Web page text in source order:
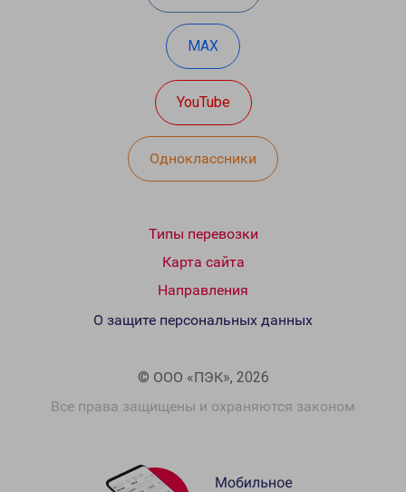
MAX
YouTube
Одноклассники
Типы перевозки
Карта сайта
Направления
© ООО «ПЭК», 2026
Все права защищены и охраняются законом
О защите персональных данных